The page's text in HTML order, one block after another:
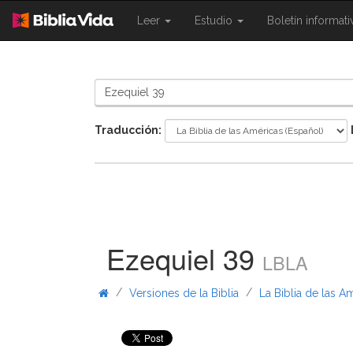
Leer
{{
Estudio
{{
Boletín
Traducción:
Ezequiel 39 LBLA
/ Versiones de la Biblia / La Biblia de las